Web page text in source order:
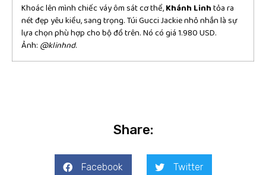
Khoác lên mình chiếc váy ôm sát cơ thể,Khánh Linhtỏa ra
nét đẹp yêu kiều, sang trọng. Túi Gucci Jackie nhỏ nhắn là sự
lựa chọn phù hợp cho bộ đồ trên. Nó có giá 1.980 USD.
Ảnh: @klinhnd.
Share:
Facebook Twitter